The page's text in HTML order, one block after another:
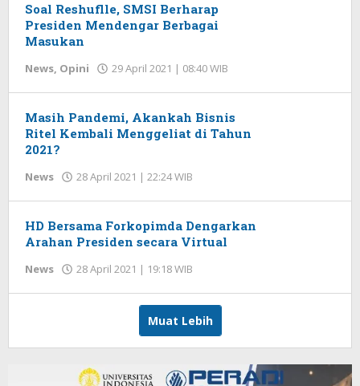
Soal Reshuflle, SMSI Berharap
Presiden Mendengar Berbagai
Masukan
News, Opini 29 April 2021 | 08:40 WIB
Masih Pandemi, Akankah Bisnis
Ritel Kembali Menggeliat di Tahun
2021?
News 28 April 2021 | 22:24 WIB
HD Bersama Forkopimda Dengarkan
Arahan Presiden secara Virtual
News 28 April 2021 | 19:18 WIB
Muat Lebih